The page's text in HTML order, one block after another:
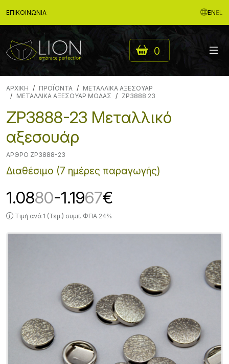
ΕΠΙΚΟΙΝΩΝΊΑ ENEL
0
ΑΡΧΙΚΉ ΠΡΟΪΟΝΤΑ
ΜΕΤΑΛΛΙΚΑ ΑΞΕΣΟΥΑΡ
ΜΕΤΑΛΛΙΚΑ ΑΞΕΣΟΥΑΡ ΜΟΔΑΣ
ZP3888 23
ZP3888-23 Μεταλλικό
αξεσουάρ
ΆΡΘΡΟ ZP3888-23
Διαθέσιμο (7 ημέρες παραγωγής)
1.0880-1.1967€
Τιμή ανά 1 (Τεμ.) συμπ. ΦΠΑ 24%